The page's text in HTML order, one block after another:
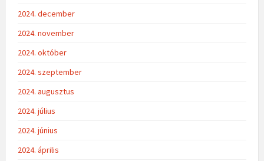
2024. december
2024. november
2024. október
2024. szeptember
2024. augusztus
2024. július
2024. június
2024. április